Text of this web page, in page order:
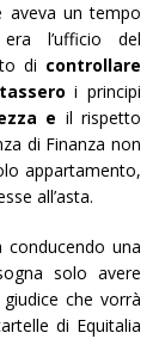
aveva un tempo
l’ufficio del
di controllare
i principi
e il rispetto
di Finanza non
appartamento,
all’asta.
una
solo avere
che vorrà
di Equitalia